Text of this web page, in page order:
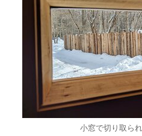
小窓で切り取ら